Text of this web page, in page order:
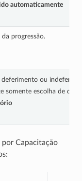
automaticamente
progressão.
ou
somente escolha de
por Capacitação